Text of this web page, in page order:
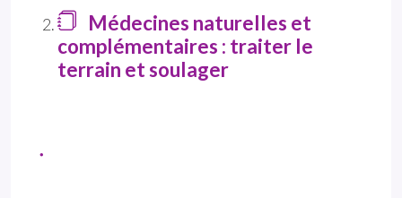
Médecines naturelles et
complémentaires : traiter le
terrain et soulager